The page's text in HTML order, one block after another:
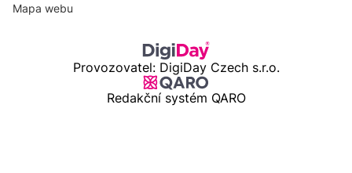
Mapa webu
Provozovatel: DigiDay Czech s.r.o.
Redakční systém QARO